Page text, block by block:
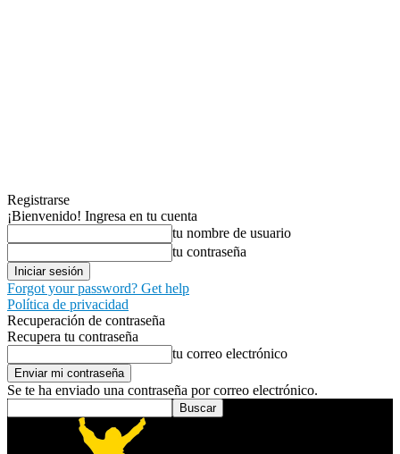
Registrarse
¡Bienvenido! Ingresa en tu cuenta
tu nombre de usuario
tu contraseña
Forgot your password? Get help
Política de privacidad
Recuperación de contraseña
Recupera tu contraseña
tu correo electrónico
Se te ha enviado una contraseña por correo electrónico.